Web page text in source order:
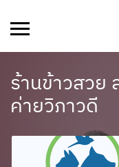
ร้านข้าวสวย
ค่ายวิภาวดี